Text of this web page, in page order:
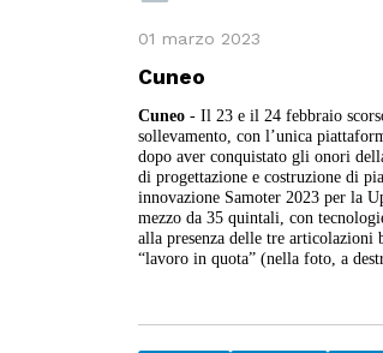
01 marzo 2023
Cuneo
Cuneo - Il 23 e il 24 febbraio
sollevamento, con l’unica
dopo aver conquistato gli onori
di progettazione e costruzione di
innovazione Samoter 2023 per la
mezzo da 35 quintali, con
alla presenza delle tre articolazioni
“lavoro in quota” (nella foto, a